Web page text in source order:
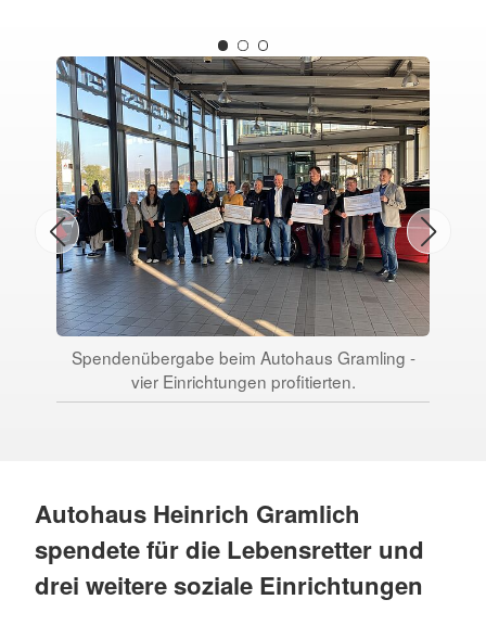
Spendenübergabe beim Autohaus Gramling -
vier Einrichtungen profitierten.
Autohaus Heinrich Gramlich
spendete für die Lebensretter und
drei weitere soziale Einrichtungen